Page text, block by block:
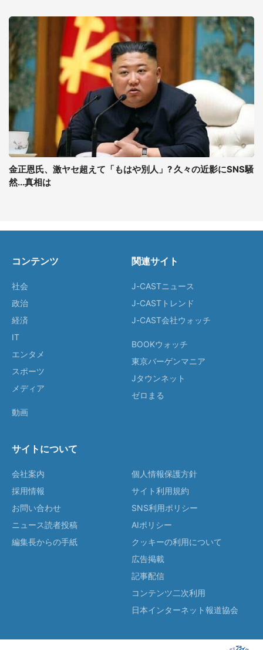
金正恩氏、激ヤセ超えて「もはや別人」? 久々の近影にSNS騒
然...真相は
コンテンツ
社会
政治
経済
IT
エンタメ
スポーツ
メディア
動画
関連サイト
J-CASTニュース
J-CASTトレンド
J-CAST会社ウォッチ
BOOKウォッチ
東京バーゲンマニア
Jタウンネット
ゼロまる
サイトについて
会社案内
採用情報
お問い合わせ
ニュース読者投稿
編集長からの手紙
個人情報保護方針
サイト利用規約
SNS利用ポリシー
AIポリシー
クッキーの利用について
広告掲載
記事配信
コンテンツ二次利用
日本インターネット報道協会